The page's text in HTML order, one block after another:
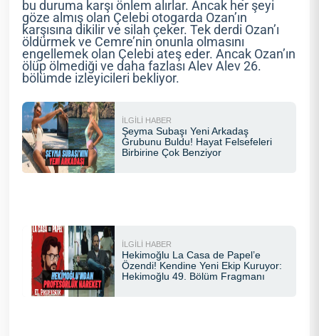
bu duruma karşı önlem alırlar. Ancak her şeyi
göze almış olan Çelebi otogarda Ozan’ın
karşısına dikilir ve silah çeker. Tek derdi Ozan’ı
öldürmek ve Cemre’nin onunla olmasını
engellemek olan Çelebi ateş eder. Ancak Ozan’ın
ölüp ölmediği ve daha fazlası Alev Alev 26.
bölümde izleyicileri bekliyor.